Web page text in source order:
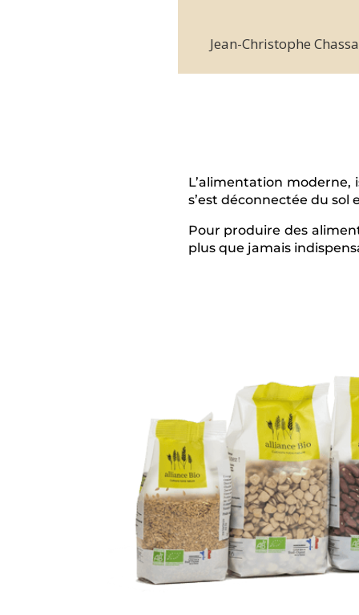
Jean-Christophe
L’alimentation
s’est déconnectée du sol
Pour produire des
plus que jamais